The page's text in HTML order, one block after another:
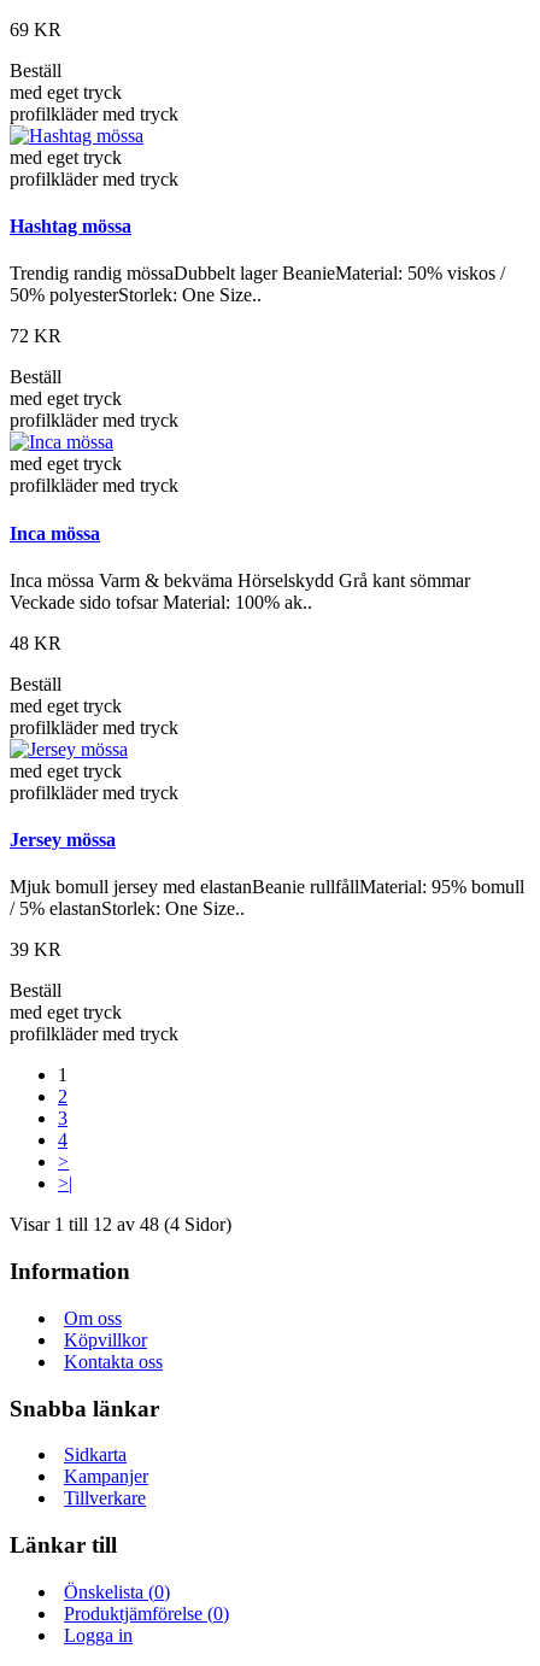
69 KR
Beställ
med eget tryck
profilkläder med tryck
med eget tryck
profilkläder med tryck
Hashtag mössa
Trendig randig mössaDubbelt lager BeanieMaterial: 50% viskos /
50% polyesterStorlek: One Size..
72 KR
Beställ
med eget tryck
profilkläder med tryck
med eget tryck
profilkläder med tryck
Inca mössa
Inca mössa Varm & bekväma Hörselskydd Grå kant sömmar
Veckade sido tofsar Material: 100% ak..
48 KR
Beställ
med eget tryck
profilkläder med tryck
med eget tryck
profilkläder med tryck
Jersey mössa
Mjuk bomull jersey med elastanBeanie rullfållMaterial: 95% bomull
/ 5% elastanStorlek: One Size..
39 KR
Beställ
med eget tryck
profilkläder med tryck
1
2
3
4
>
>|
Visar 1 till 12 av 48 (4 Sidor)
Information
Om oss
Köpvillkor
Kontakta oss
Snabba länkar
Sidkarta
Kampanjer
Tillverkare
Länkar till
Önskelista (0)
Produktjämförelse (0)
Logga in